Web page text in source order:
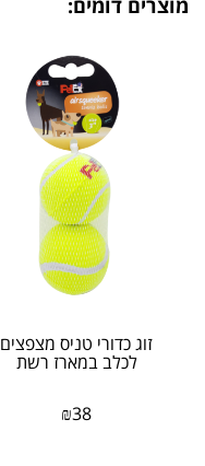
מוצרים דומים:
זוג כדורי טניס מצפצים
לכלב במארז רשת
₪38